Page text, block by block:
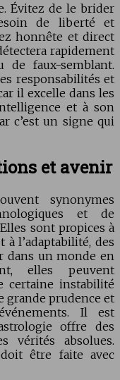
Évitez de le brider
de liberté et
honnête et direct
rapidement
faux-semblant.
responsabilités et
il excelle dans les
et à son
c’est un signe qui
et avenir
synonymes
et de
sont propices à
l’adaptabilité, des
dans un monde en
elles peuvent
certaine instabilité
grande prudence et
Il est
offre des
vérités absolues.
être faite avec